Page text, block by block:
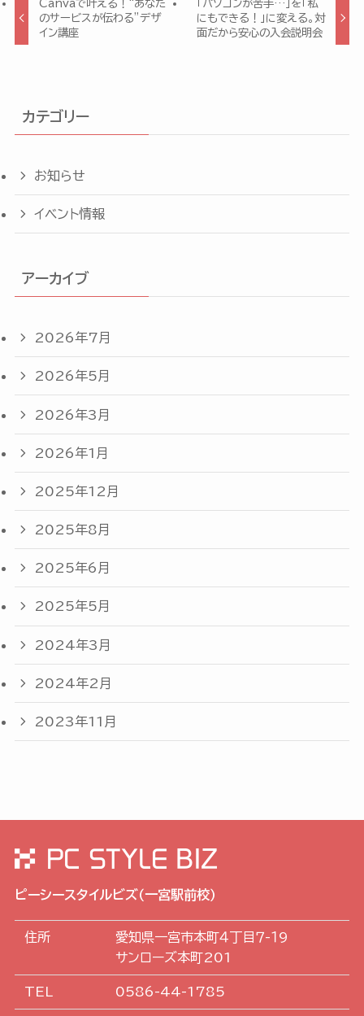
Canvaで叶える！“あなた
のサービスが伝わる”デザ
イン講座
「パソコンが苦手…」を「私
にもできる！」に変える。対
面だから安心の入会説明会
カテゴリー
お知らせ
イベント情報
アーカイブ
2026年7月
2026年5月
2026年3月
2026年1月
2025年12月
2025年8月
2025年6月
2025年5月
2024年3月
2024年2月
2023年11月
ピーシースタイルビズ（一宮駅前校）
住所
愛知県一宮市本町４丁目７-１9
サンローズ本町201
TEL 0586-44-1785